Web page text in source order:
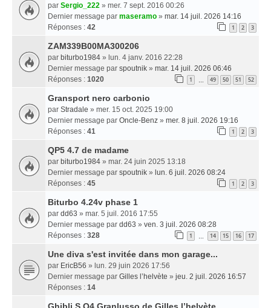
par Sergio_222 » mer. 7 sept. 2016 00:26
Dernier message par maseramo » mar. 14 juil. 2026 14:16
Réponses : 42 1 2 3
ZAM339B00MA300206
par biturbo1984 » lun. 4 janv. 2016 22:28
Dernier message par spoutnik » mar. 14 juil. 2026 06:46
Réponses : 1020 1 49 50 51 52
Gransport nero carbonio
par Stradale » mer. 15 oct. 2025 19:00
Dernier message par Oncle-Benz » mer. 8 juil. 2026 19:16
Réponses : 41 1 2 3
QP5 4.7 de madame
par biturbo1984 » mar. 24 juin 2025 13:18
Dernier message par spoutnik » lun. 6 juil. 2026 08:24
Réponses : 45 1 2 3
Biturbo 4.24v phase 1
par dd63 » mar. 5 juil. 2016 17:55
Dernier message par dd63 » ven. 3 juil. 2026 08:28
Réponses : 328 1 14 15 16 17
Une diva s'est invitée dans mon garage...
par EricB56 » lun. 29 juin 2026 17:56
Dernier message par Gilles l’helvète » jeu. 2 juil. 2026 16:57
Réponses : 14
Ghibli S Q4 Granlusso de Gilles l’helvète